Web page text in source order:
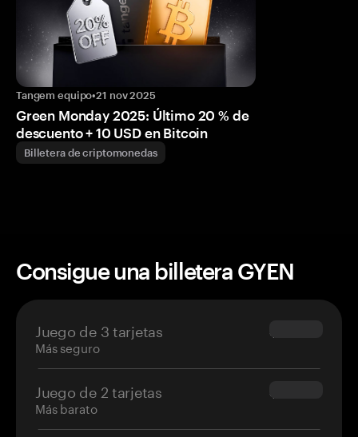
Tangem equipo•21 nov 2025
Green Monday 2025: Último 20 % de
descuento + 10 USD en Bitcoin
Billetera de criptomonedas
Consigue una billetera GYEN
Juego de 3 tarjetas
Más seguro
$69.90
Juego de 2 tarjetas
Más barato
$54.90